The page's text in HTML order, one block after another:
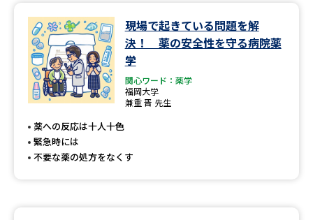
先輩が入学を決めた理由 テレメール全国一斉進学調査
新生活お役立ちガイド
現場で起きている問題を解
決！ 薬の安全性を守る病院薬
学
関心ワード：薬学
福岡大学
兼重 晋 先生
薬への反応は十人十色
緊急時には
不要な薬の処方をなくす